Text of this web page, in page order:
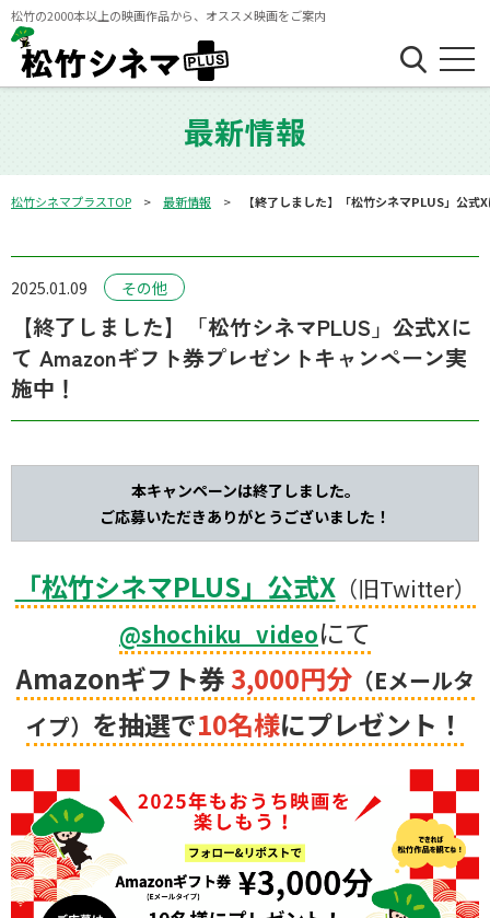
松竹の2000本以上の映画作品から、オススメ映画をご案内
最新情報
松竹シネマプラスTOP 最新情報 【終了しました】「松竹シネマPLUS」公
2025.01.09 その他
【終了しました】「松竹シネマPLUS」公式Xに
て Amazonギフト券プレゼントキャンペーン実
施中！
本キャンペーンは終了しました。
ご応募いただきありがとうございました！
「松竹シネマPLUS」公式X（旧Twitter）
@shochiku_videoにて
Amazonギフト券 3,000円分（Eメールタ
イプ） を抽選で10名様にプレゼント！